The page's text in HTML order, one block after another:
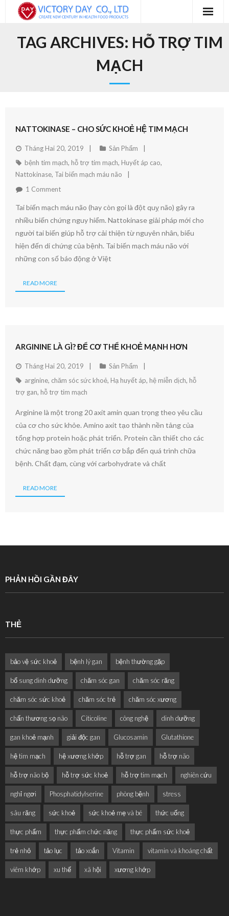
Liên hệ
TAG ARCHIVES: HỖ TRỢ TIM
MẠCH
NATTOKINASE – CHO SỨC KHOẺ HỆ TIM MẠCH
Tháng Hai 20, 2019
Sản Phẩm
bệnh tim mạch, hỗ trợ tim mạch, Huyết áp cao,
Nattokinase, Tai biến mạch máu não
1 Comment
Tai biến mạch máu não (hay còn gọi là đột quỵ não) gây ra
nhiều biến chứng nguy hiểm. Nattokinase giải pháp mới cho
người tai biến giúp hỗ trợ cải thiện từ nguyên nhân, biểu
hiện đến di chứng của bệnh. Tai biến mạch máu não với
những con số báo động ở Việt
READ MORE
ARGININE LÀ GÌ? ĐỂ CƠ THỂ KHOẺ MẠNH HƠN
Tháng Hai 20, 2019
Sản Phẩm
arginine, chăm sóc sức khoẻ, Hạ huyết áp, hệ miễn dịch, hỗ
trợ gan, hỗ trợ tim mạch
Arginine là một trong 20 axit amin quan trọng theo yêu cầu
của cơ cho sức khỏe. Amino axit tạo thành nền tảng của
tổng hợp protein hoặc phát triển. Protein cần thiết cho các
chức năng bao gồm phát triển cơ bắp đến quá trình chữa
bệnh. Chất đạm, cùng với carbohydrate và chất
READ MORE
PHẢN HỒI GẦN ĐÂY
THẺ
bảo vệ sức khoẻ bệnh lý gan bệnh thường gặp
bổ sung dinh dưỡng chăm sóc gan chăm sóc răng
chăm sóc sức khoẻ chăm sóc trẻ chăm sóc xương
chấn thương sọ não Citicoline công nghệ dinh dưỡng
gan khoẻ mạnh giải độc gan Glucosamin Glutathione
hệ tim mạch hệ xương khớp hỗ trợ gan hỗ trợ não
hỗ trợ não bộ hỗ trợ sức khoẻ hỗ trợ tim mạch nghiên cứu
nghỉ ngơi Phosphatidylserine phòng bệnh stress
sâu răng sức khoẻ sức khoẻ mẹ và bé thức uống
thực phẩm thực phẩm chức năng thực phẩm sức khoẻ
trẻ nhỏ tảo lục tảo xoắn Vitamin vitamin và khoáng chất
viêm khớp xu thế xã hội xương khớp